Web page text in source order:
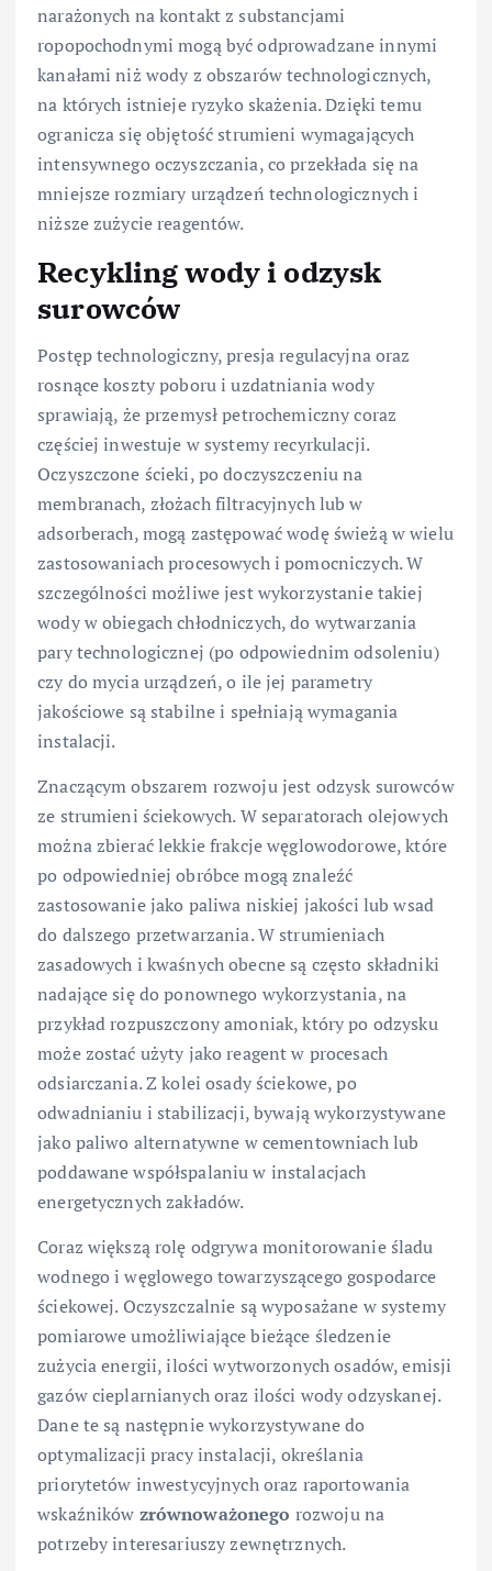
narażonych na kontakt z substancjami
ropopochodnymi mogą być odprowadzane innymi
kanałami niż wody z obszarów technologicznych,
na których istnieje ryzyko skażenia. Dzięki temu
ogranicza się objętość strumieni wymagających
intensywnego oczyszczania, co przekłada się na
mniejsze rozmiary urządzeń technologicznych i
niższe zużycie reagentów.
Recykling wody i odzysk
surowców
Postęp technologiczny, presja regulacyjna oraz
rosnące koszty poboru i uzdatniania wody
sprawiają, że przemysł petrochemiczny coraz
częściej inwestuje w systemy recyrkulacji.
Oczyszczone ścieki, po doczyszczeniu na
membranach, złożach filtracyjnych lub w
adsorberach, mogą zastępować wodę świeżą w wielu
zastosowaniach procesowych i pomocniczych. W
szczególności możliwe jest wykorzystanie takiej
wody w obiegach chłodniczych, do wytwarzania
pary technologicznej (po odpowiednim odsoleniu)
czy do mycia urządzeń, o ile jej parametry
jakościowe są stabilne i spełniają wymagania
instalacji.
Znaczącym obszarem rozwoju jest odzysk surowców
ze strumieni ściekowych. W separatorach olejowych
można zbierać lekkie frakcje węglowodorowe, które
po odpowiedniej obróbce mogą znaleźć
zastosowanie jako paliwa niskiej jakości lub wsad
do dalszego przetwarzania. W strumieniach
zasadowych i kwaśnych obecne są często składniki
nadające się do ponownego wykorzystania, na
przykład rozpuszczony amoniak, który po odzysku
może zostać użyty jako reagent w procesach
odsiarczania. Z kolei osady ściekowe, po
odwadnianiu i stabilizacji, bywają wykorzystywane
jako paliwo alternatywne w cementowniach lub
poddawane współspalaniu w instalacjach
energetycznych zakładów.
Coraz większą rolę odgrywa monitorowanie śladu
wodnego i węglowego towarzyszącego gospodarce
ściekowej. Oczyszczalnie są wyposażane w systemy
pomiarowe umożliwiające bieżące śledzenie
zużycia energii, ilości wytworzonych osadów, emisji
gazów cieplarnianych oraz ilości wody odzyskanej.
Dane te są następnie wykorzystywane do
optymalizacji pracy instalacji, określania
priorytetów inwestycyjnych oraz raportowania
wskaźników zrównoważonego rozwoju na
potrzeby interesariuszy zewnętrznych.